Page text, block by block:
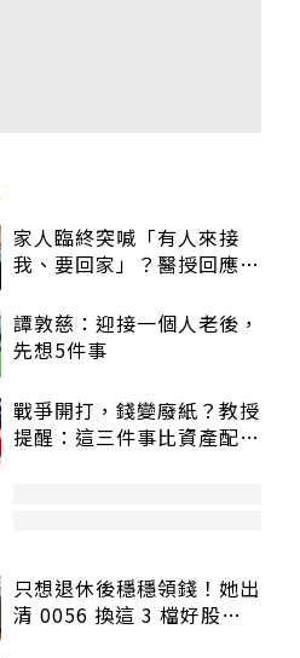
家人臨終突喊「有人來接
我、要回家」？醫授回應方
譚敦慈：迎接一個人老後，
先想5件事
戰爭開打，錢變廢紙？教授
提醒：這三件事比資產配置
只想退休後穩穩領錢！她出
清 0056 換這 3 檔好股：